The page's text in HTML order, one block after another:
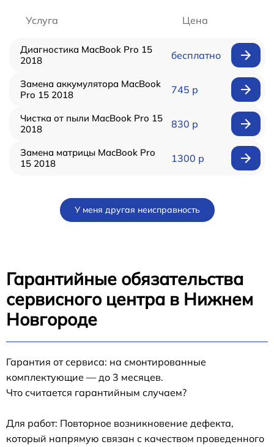
Услуга Цена
Диагностика MacBook Pro 15
2018
бесплатно
Замена аккумулятора MacBook
Pro 15 2018
745 р
Чистка от пыли MacBook Pro 15
2018
830 р
Замена матрицы MacBook Pro
15 2018
1300 р
У меня другая неисправность
Гарантийные обязательства
сервисного центра в Нижнем
Новгороде
Гарантия от сервиса: на смонтированные
комплектующие — до 3 месяцев.
Что считается гарантийным случаем?
Для работ: Повторное возникновение дефекта,
который напрямую связан с качеством проведенного